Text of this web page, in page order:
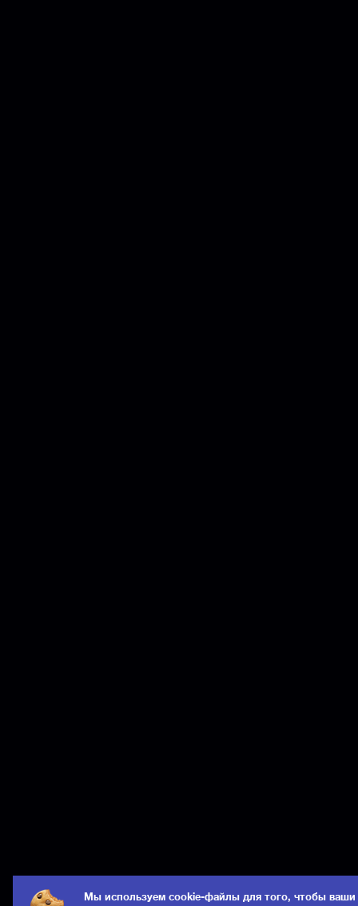
Мы используем cookie-файлы для того, чтобы